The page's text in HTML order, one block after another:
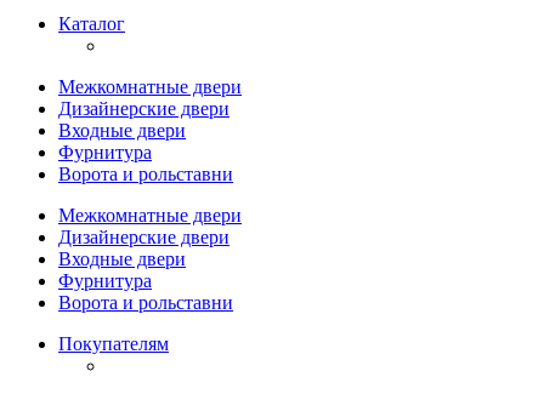
Каталог
Межкомнатные двери
Дизайнерские двери
Входные двери
Фурнитура
Ворота и рольставни
Межкомнатные двери
Дизайнерские двери
Входные двери
Фурнитура
Ворота и рольставни
Покупателям